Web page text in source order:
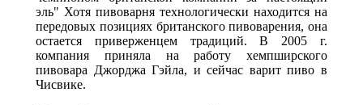
эль" Хотя пивоварня технологически находится на
передовых позициях британского пивоварения, она
остается приверженцем традиций. В 2005 г.
компания приняла на работу хемпширского
пивовара Джорджа Гэйла, и сейчас варит пиво в
Чисвике.